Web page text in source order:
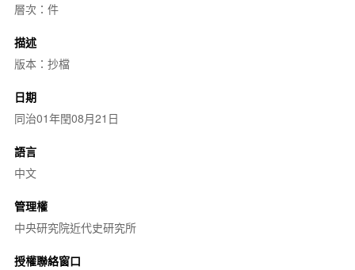
層次：件
描述
版本：抄檔
日期
同治01年閏08月21日
語言
中文
管理權
中央研究院近代史研究所
授權聯絡窗口